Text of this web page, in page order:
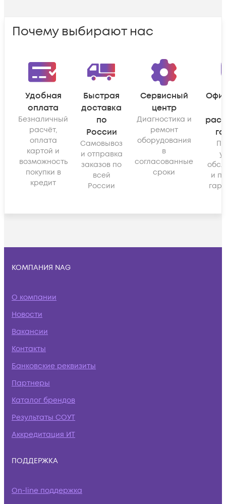
Почему выбирают нас
Удобная
оплата
Безналичный
расчёт,
оплата
картой и
возможность
покупки в
кредит
Быстрая
доставка
по
России
Самовывоз
и отправка
заказов по
всей
России
Сервисный
центр
Диагностика и
ремонт
оборудования
в
согласованные
сроки
и
КОМПАНИЯ NAG
О компании
Новости
Вакансии
Контакты
Банковские реквизиты
Партнеры
Каталог брендов
Результаты СОУТ
Аккредитация ИТ
ПОДДЕРЖКА
On-line поддержка